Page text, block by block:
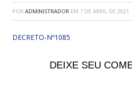
POR ADMINISTRADOR EM 7 DE ABRIL DE 2021
DECRETO-Nº1085
DEIXE SEU